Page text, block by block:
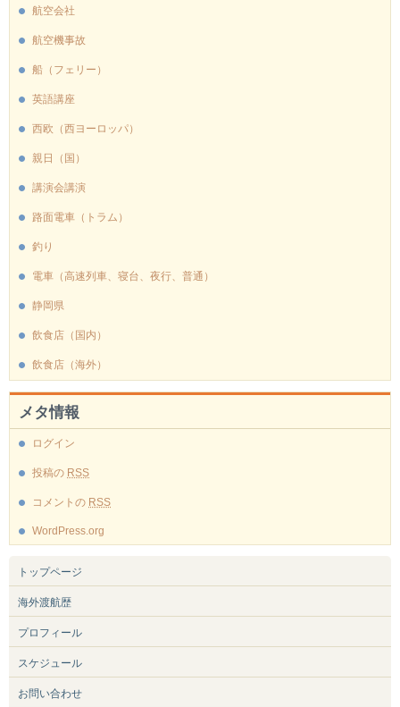
航空会社
航空機事故
船（フェリー）
英語講座
西欧（西ヨーロッパ）
親日（国）
講演会講演
路面電車（トラム）
釣り
電車（高速列車、寝台、夜行、普通）
静岡県
飲食店（国内）
飲食店（海外）
メタ情報
ログイン
投稿の RSS
コメントの RSS
WordPress.org
トップページ
海外渡航歴
プロフィール
スケジュール
お問い合わせ